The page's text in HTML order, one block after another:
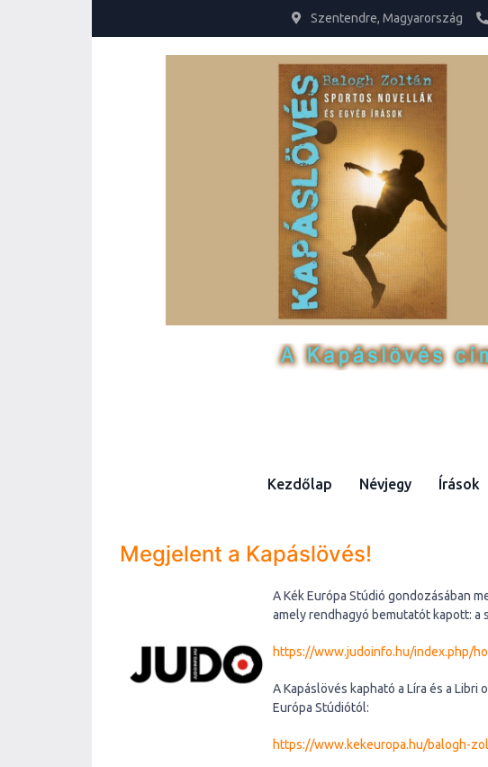
Szentendre, Magyarország
Kezdőlap Névjegy Írások
Megjelent a Kapáslövés!
A Kék Európa Stúdió gondozásában
amely rendhagyó bemutatót kapott: a
https://www.judoinfo.hu/index.php/
A Kapáslövés kapható a Líra és a
Európa Stúdiótól:
https://www.kekeuropa.hu/balogh-